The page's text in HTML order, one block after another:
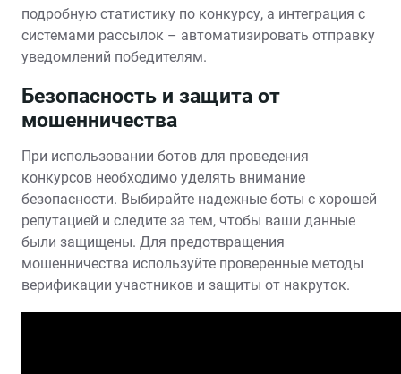
подробную статистику по конкурсу, а интеграция с
системами рассылок – автоматизировать отправку
уведомлений победителям.
Безопасность и защита от
мошенничества
При использовании ботов для проведения
конкурсов необходимо уделять внимание
безопасности. Выбирайте надежные боты с хорошей
репутацией и следите за тем, чтобы ваши данные
были защищены. Для предотвращения
мошенничества используйте проверенные методы
верификации участников и защиты от накруток.